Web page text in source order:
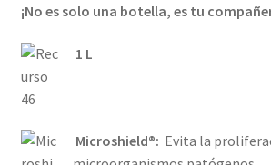
¡No es solo una botella, es tu
1 L
Microshield®: Evita la